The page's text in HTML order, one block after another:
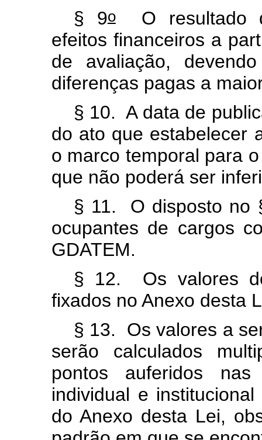
§ 9oO resultado
efeitos financeiros a
de avaliação,
diferenças pagas a
§ 10. A data de
do ato que estabelecer
o marco temporal para
que não poderá ser
§ 11. O disposto no
ocupantes de cargos
GDATEM.
§ 12. Os valores
fixados no Anexo desta
§ 13. Os valores a
serão calculados
pontos auferidos nas
individual e
do Anexo desta Lei,